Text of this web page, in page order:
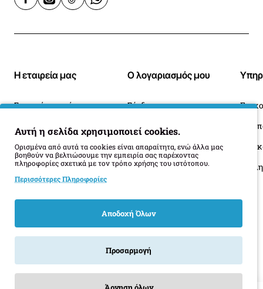
Η εταιρεία μας
Σχετικά με εμάς
Blog
Πληροφορίες Παράδοσης
Όροι Επιστροφής
Ο λογαριασμός μου
Σύνδεση
Ιστορικό Παραγγελιών
Επιστροφές
Product Filter
Αυτή η σελίδα χρησιμοποιεί cookies.
Ορισμένα από αυτά τα cookies είναι απαραίτητα, ενώ άλλα μας
βοηθούν να βελτιώσουμε την εμπειρία σας παρέχοντας
πληροφορίες σχετικά με τον τρόπο χρήσης του ιστότοπου.
Περισσότερες Πληροφορίες
Αποδοχή Όλων
Προσαρμογή